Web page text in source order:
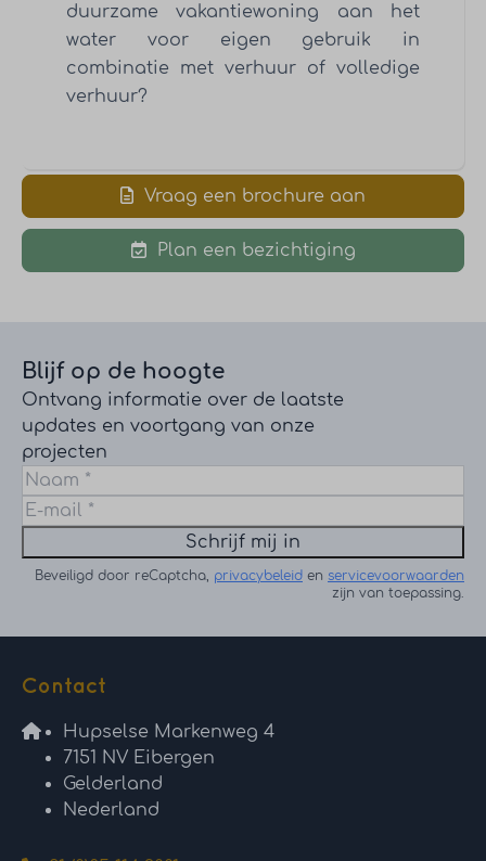
duurzame vakantiewoning aan het
water voor eigen gebruik in
combinatie met verhuur of volledige
verhuur?
Vraag een brochure aan
Plan een bezichtiging
Blijf op de hoogte
Ontvang informatie over de laatste
updates en voortgang van onze
projecten
Schrijf mij in
Beveiligd door reCaptcha, privacybeleid en servicevoorwaarden
zijn van toepassing.
Contact
Hupselse Markenweg 4
7151 NV Eibergen
Gelderland
Nederland